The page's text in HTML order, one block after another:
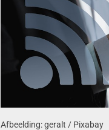
Afbeelding: geralt / Pixabay